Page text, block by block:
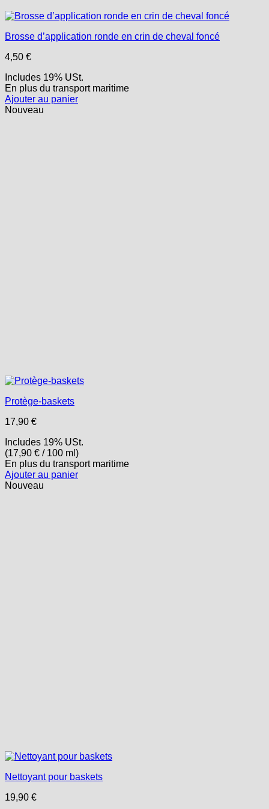
Brosse d’application ronde en crin de cheval foncé
4,50 €
Includes 19% USt.
En plus du transportmaritime
Ajouter au panier
Nouveau
Protège-baskets
17,90 €
Includes 19% USt.
(17,90 € / 100 ml)
En plus du transportmaritime
Ajouter au panier
Nouveau
Nettoyant pour baskets
19,90 €